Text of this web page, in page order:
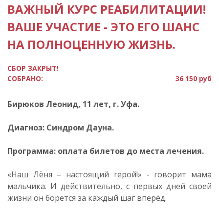
ВАЖНЫЙ КУРС РЕАБИЛИТАЦИИ!
ВАШЕ УЧАСТИЕ - ЭТО ЕГО ШАНС
НА ПОЛНОЦЕННУЮ ЖИЗНЬ.
СБОР ЗАКРЫТ!
СОБРАНО:
36 150 руб
Бирюков Леонид, 11 лет, г. Уфа.
Диагноз: Синдром Дауна.
Программа: оплата билетов до места лечения.
«Наш Лёня – настоящий герой!» - говорит мама
мальчика. И действительно, с первых дней своей
жизни он борется за каждый шаг вперёд.